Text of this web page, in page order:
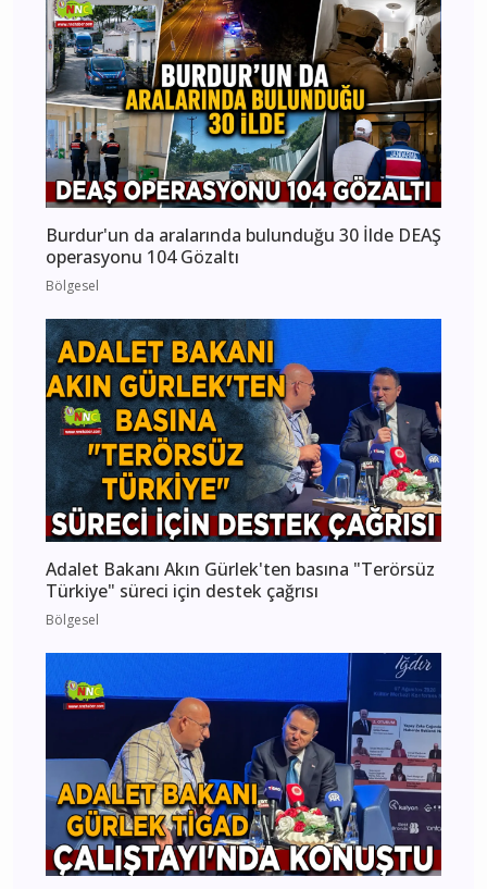
Burdur'un da aralarında bulunduğu 30 İlde DEAŞ
operasyonu 104 Gözaltı
Bölgesel
Adalet Bakanı Akın Gürlek'ten basına "Terörsüz
Türkiye" süreci için destek çağrısı
Bölgesel